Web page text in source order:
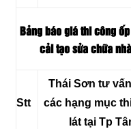
Bảng báo giá thi công
cải tạo sửa chữa
Stt
Thái Sơn tư
các hạng mục
lát tại Tp